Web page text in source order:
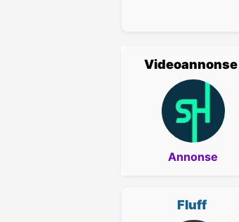
Videoannonse
Annonse
Fluff